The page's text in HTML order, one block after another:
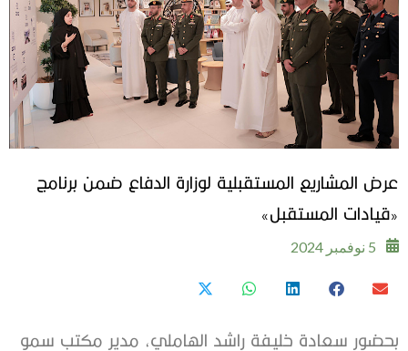
عرض المشاريع المستقبلية لوزارة الدفاع ضمن برنامج
«قيادات المستقبل»
5 نوفمبر 2024
بحضور سعادة خليفة راشد الهاملي، مدير مكتب سمو